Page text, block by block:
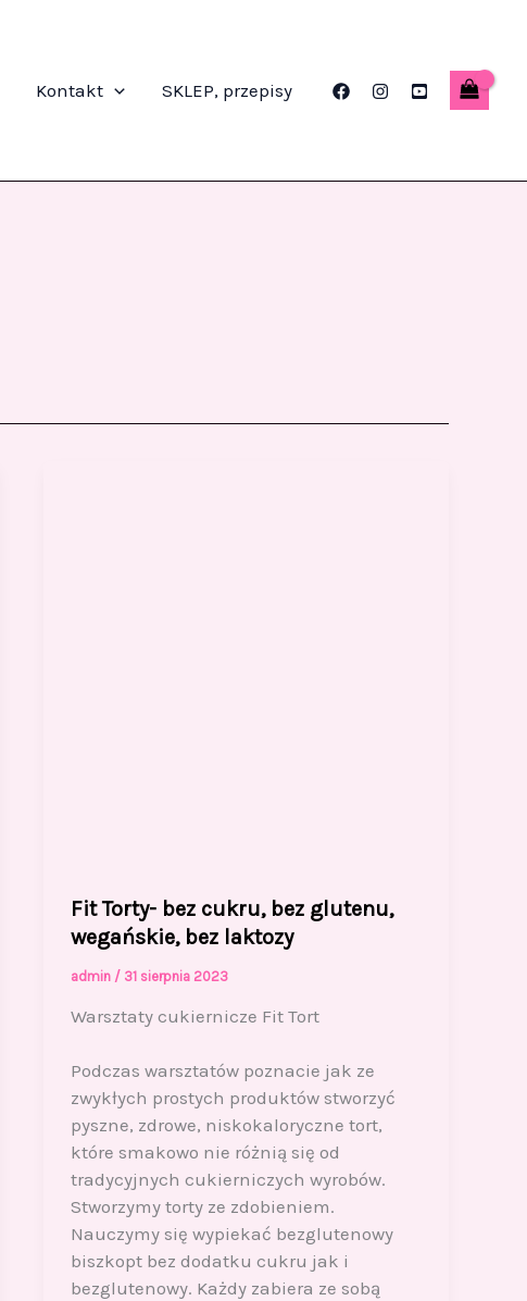
Kontakt SKLEP, przepisy
Fit Torty- bez cukru, bez glutenu,
wegańskie, bez laktozy
admin / 31 sierpnia 2023
Warsztaty cukiernicze Fit Tort
Podczas warsztatów poznacie jak ze
zwykłych prostych produktów stworzyć
pyszne, zdrowe, niskokaloryczne tort,
które smakowo nie różnią się od
tradycyjnych cukierniczych wyrobów.
Stworzymy torty ze zdobieniem.
Nauczymy się wypiekać bezglutenowy
biszkopt bez dodatku cukru jak i
bezglutenowy. Każdy zabiera ze sobą